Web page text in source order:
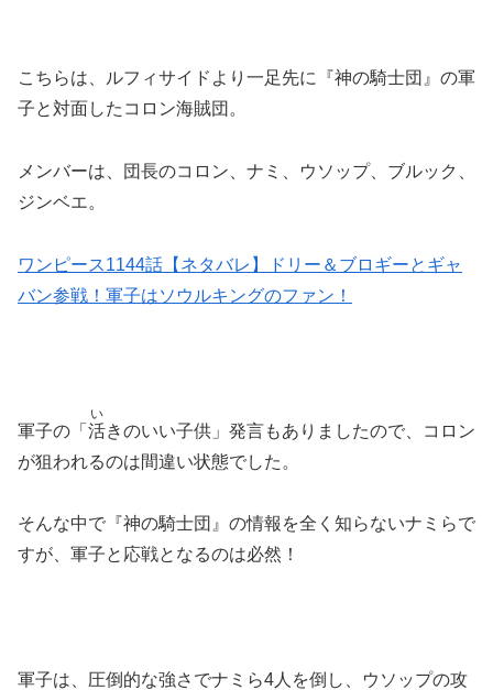
こちらは、ルフィサイドより一足先に『神の騎士団』の軍
子と対面したコロン海賊団。
メンバーは、団長のコロン、ナミ、ウソップ、ブルック、
ジンベエ。
ワンピース1144話【ネタバレ】ドリー＆ブロギーとギャ
バン参戦！軍子はソウルキングのファン！
軍子の「 活
い
きのいい子供」発言もありましたので、コロン
が狙われるのは間違い状態でした。
そんな中で『神の騎士団』の情報を全く知らないナミらで
すが、軍子と応戦となるのは必然！
軍子は、圧倒的な強さでナミら4人を倒し、ウソップの攻